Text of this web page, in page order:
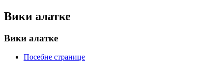
Вики алатке
Вики алатке
Посебне странице